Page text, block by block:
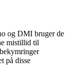
og DMI bruger de
mistillid til
på disse